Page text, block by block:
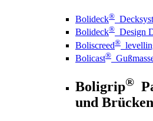
Bolideck®
Bolideck® Design
Boliscreed®
Bolicast®
Boligrip®
und